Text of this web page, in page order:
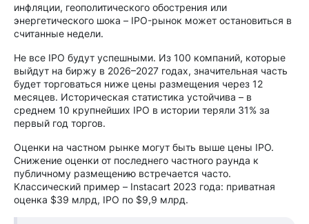
инфляции, геополитического обострения или
энергетического шока – IPO-рынок может остановиться в
считанные недели.
Не все IPO будут успешными. Из 100 компаний, которые
выйдут на биржу в 2026–2027 годах, значительная часть
будет торговаться ниже цены размещения через 12
месяцев. Историческая статистика устойчива – в
среднем 10 крупнейших IPO в истории теряли 31% за
первый год торгов.
Оценки на частном рынке могут быть выше цены IPO.
Снижение оценки от последнего частного раунда к
публичному размещению встречается часто.
Классический пример – Instacart 2023 года: приватная
оценка $39 млрд, IPO по $9,9 млрд.